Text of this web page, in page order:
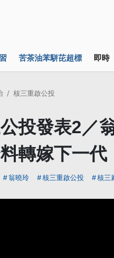
苦茶油苯駢芘超標 即時
核三重啟公投
投發表2／
轉嫁下一代
翁曉玲 核三重啟公投 核三